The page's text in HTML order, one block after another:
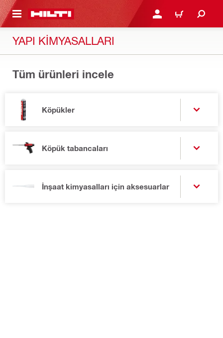
GEÇ GIRIŞ YAP YA DA KAYIT
SEPET
YAPI KIMYASALLARI
Tüm ürünleri incele
Köpükler
Köpük tabancaları
İnşaat kimyasalları için aksesuarlar